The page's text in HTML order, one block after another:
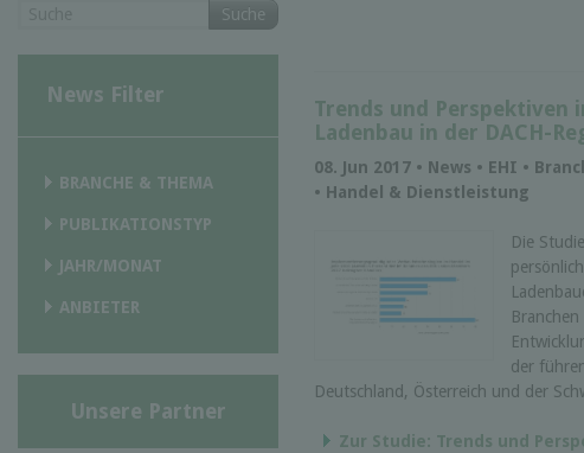
Trends und Perspektiven
Ladenbau in der DACH-
08. Jun 2017 • News • EHI •
• Handel & Dienstleistung
Die
der
Deutschland, Österreich und der
Zur Studie: Trends und
Suche
News Filter
BRANCHE & THEMA
PUBLIKATIONSTYP
JAHR/MONAT
ANBIETER
Unsere Partner